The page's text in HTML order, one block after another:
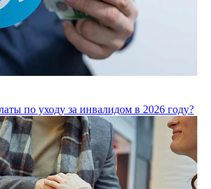
по уходу за инвалидом в 2026 году?